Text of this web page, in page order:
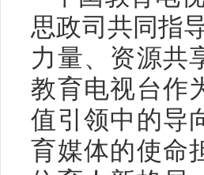
思政司共同指
力量、资源共
教育电视台作
值引领中的导
育媒体的使命